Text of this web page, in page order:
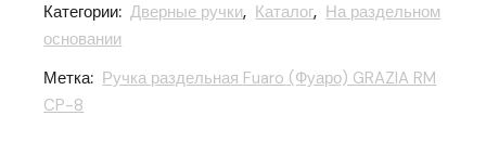
Категории: Дверные ручки, Каталог, На раздельном
основании
Метка: Ручка раздельная Fuaro (Фуаро) GRAZIA RM
CP-8